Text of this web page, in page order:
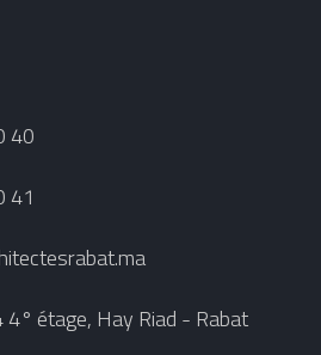
40
41
étage, Hay Riad - Rabat